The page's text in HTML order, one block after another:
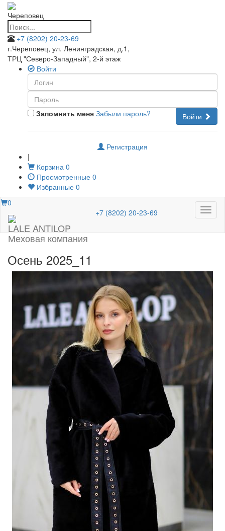
Череповец
+7 (8202) 20-23-69
г.Череповец, ул. Ленинградская, д.1 ,
ТРЦ "Северо-Западный", 2-й этаж
Войти
Запомнить меня Войти
Забыли пароль?
Регистрация
|
Корзина 0
Просмотренные 0
Избранные 0
Меню
0
LALE ANTILOP
Меховая компания
+7 (8202) 20-23-69
Осень 2025_11